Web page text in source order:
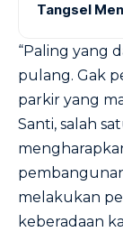
Tangsel
“Paling yang
pulang. Gak
parkir yang
Santi, salah
melakukan
keberadaan